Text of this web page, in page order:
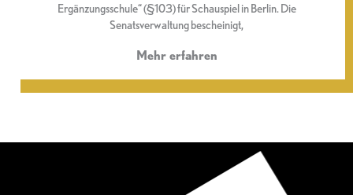
Ergänzungsschule“ (§103) für Schauspiel in Berlin. Die
Senatsverwaltung bescheinigt,
Mehr erfahren